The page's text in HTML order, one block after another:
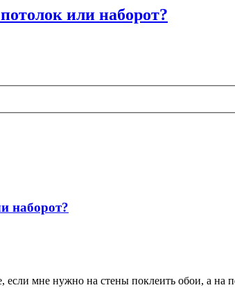
или наборот?
наборот?
если мне нужно на стены поклеить обои, а на